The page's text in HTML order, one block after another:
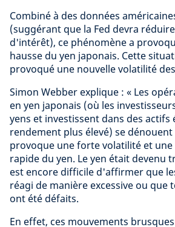
Combiné à des données
(suggérant que la Fed devra
d'intérêt), ce phénomène a
hausse du yen japonais. Cette
provoqué une nouvelle volatilité
Simon Webber explique : « Les
en yen japonais (où les
yens et investissent dans des actifs
rendement plus élevé) se
provoque une forte volatilité et
rapide du yen. Le yen était devenu
est encore difficile d'affirmer que
réagi de manière excessive ou que
ont été défaits.
En effet, ces mouvements